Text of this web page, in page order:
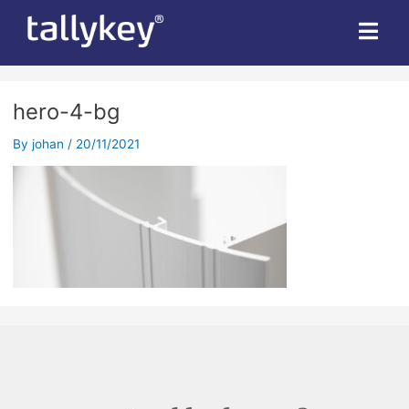
hero-4-bg
By johan / 20/11/2021